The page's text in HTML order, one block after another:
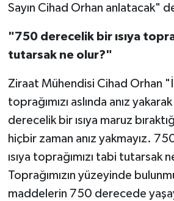
Sayın Cihad Orhan anlatacak"
"750 derecelik bir ısıya
tutarsak ne olur?"
Ziraat Mühendisi Cihad Orhan
toprağımızı aslında anız
derecelik bir ısıya maruz
hiçbir zaman anız yakmayız.
ısıya toprağımızı tabi tutarsak
Toprağımızın yüzeyinde
maddelerin 750 derecede